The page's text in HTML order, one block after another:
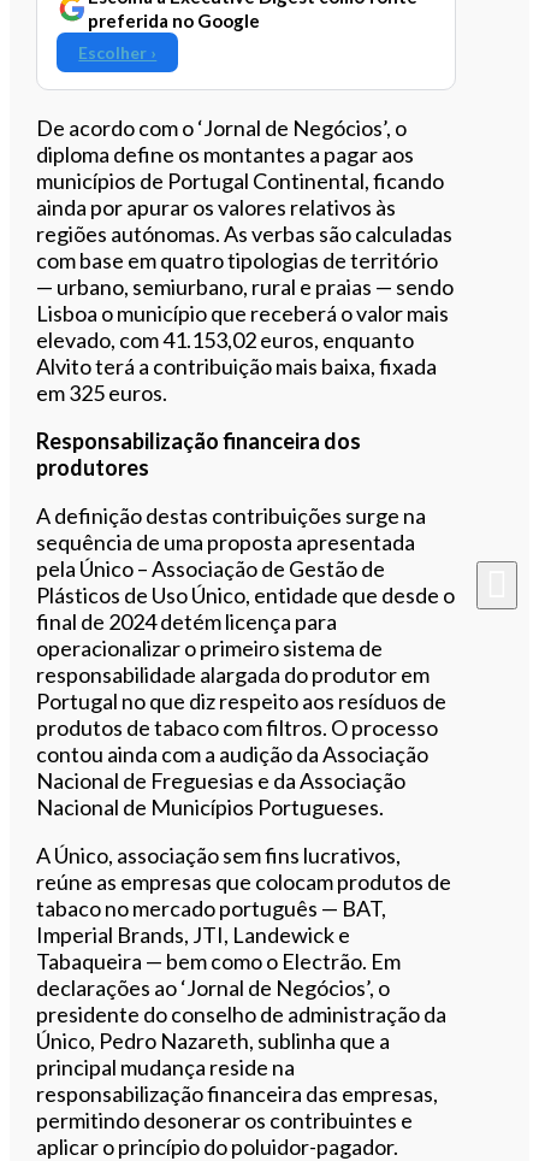
preferida no Google
Escolher ›
De acordo com o ‘Jornal de Negócios’, o
diploma define os montantes a pagar aos
municípios de Portugal Continental, ficando
ainda por apurar os valores relativos às
regiões autónomas. As verbas são calculadas
com base em quatro tipologias de território
— urbano, semiurbano, rural e praias — sendo
Lisboa o município que receberá o valor mais
elevado, com 41.153,02 euros, enquanto
Alvito terá a contribuição mais baixa, fixada
em 325 euros.
Responsabilização financeira dos
produtores
A definição destas contribuições surge na
sequência de uma proposta apresentada
pela Único – Associação de Gestão de
Plásticos de Uso Único, entidade que desde o
final de 2024 detém licença para
operacionalizar o primeiro sistema de
responsabilidade alargada do produtor em
Portugal no que diz respeito aos resíduos de
produtos de tabaco com filtros. O processo
contou ainda com a audição da Associação
Nacional de Freguesias e da Associação
Nacional de Municípios Portugueses.
A Único, associação sem fins lucrativos,
reúne as empresas que colocam produtos de
tabaco no mercado português — BAT,
Imperial Brands, JTI, Landewick e
Tabaqueira — bem como o Electrão. Em
declarações ao ‘Jornal de Negócios’, o
presidente do conselho de administração da
Único, Pedro Nazareth, sublinha que a
principal mudança reside na
responsabilização financeira das empresas,
permitindo desonerar os contribuintes e
aplicar o princípio do poluidor-pagador.